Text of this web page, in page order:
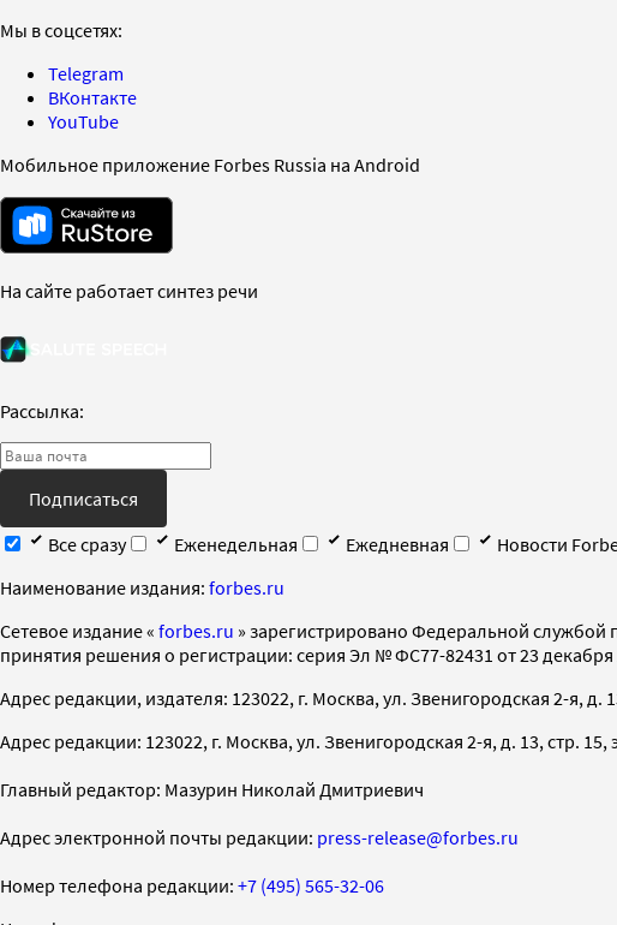
Мы в соцсетях:
Telegram
ВКонтакте
YouTube
Мобильное приложение Forbes Russia на Android
На сайте работает синтез речи
Рассылка:
Подписаться
Все сразу
Еженедельная Ежедневная
Новости
Наименование издания: forbes.ru
Cетевое издание « forbes.ru » зарегистрировано Федеральной
принятия решения о регистрации: серия Эл № ФС77-82431 от 23 декабря
Адрес редакции, издателя: 123022, г. Москва, ул. Звенигородская 2-я, д.
Адрес редакции: 123022, г. Москва, ул. Звенигородская 2-я, д. 13, стр. 15,
Главный редактор: Мазурин Николай Дмитриевич
Адрес электронной почты редакции: press-release@forbes.ru
Номер телефона редакции: +7 (495) 565-32-06